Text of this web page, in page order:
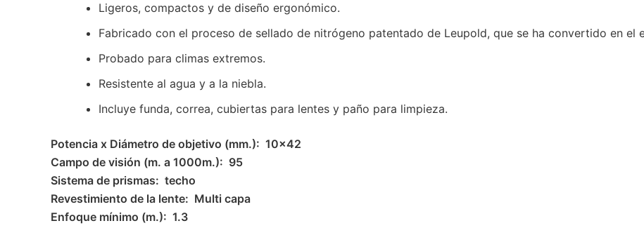
Ligeros, compactos y de diseño ergonómico.
Fabricado con el proceso de sellado de nitrógeno patentado de Leupold, que se ha convertido en el
Probado para climas extremos.
Resistente al agua y a la niebla.
Incluye funda, correa, cubiertas para lentes y paño para limpieza.
Potencia x Diámetro de objetivo (mm.): 10×42
Campo de visión (m. a 1000m.): 95
Sistema de prismas: techo
Revestimiento de la lente: Multi capa
Enfoque mínimo (m.): 1.3